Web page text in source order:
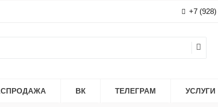
+7 (928)
ВК ТЕЛЕГРАМ УСЛУГИ